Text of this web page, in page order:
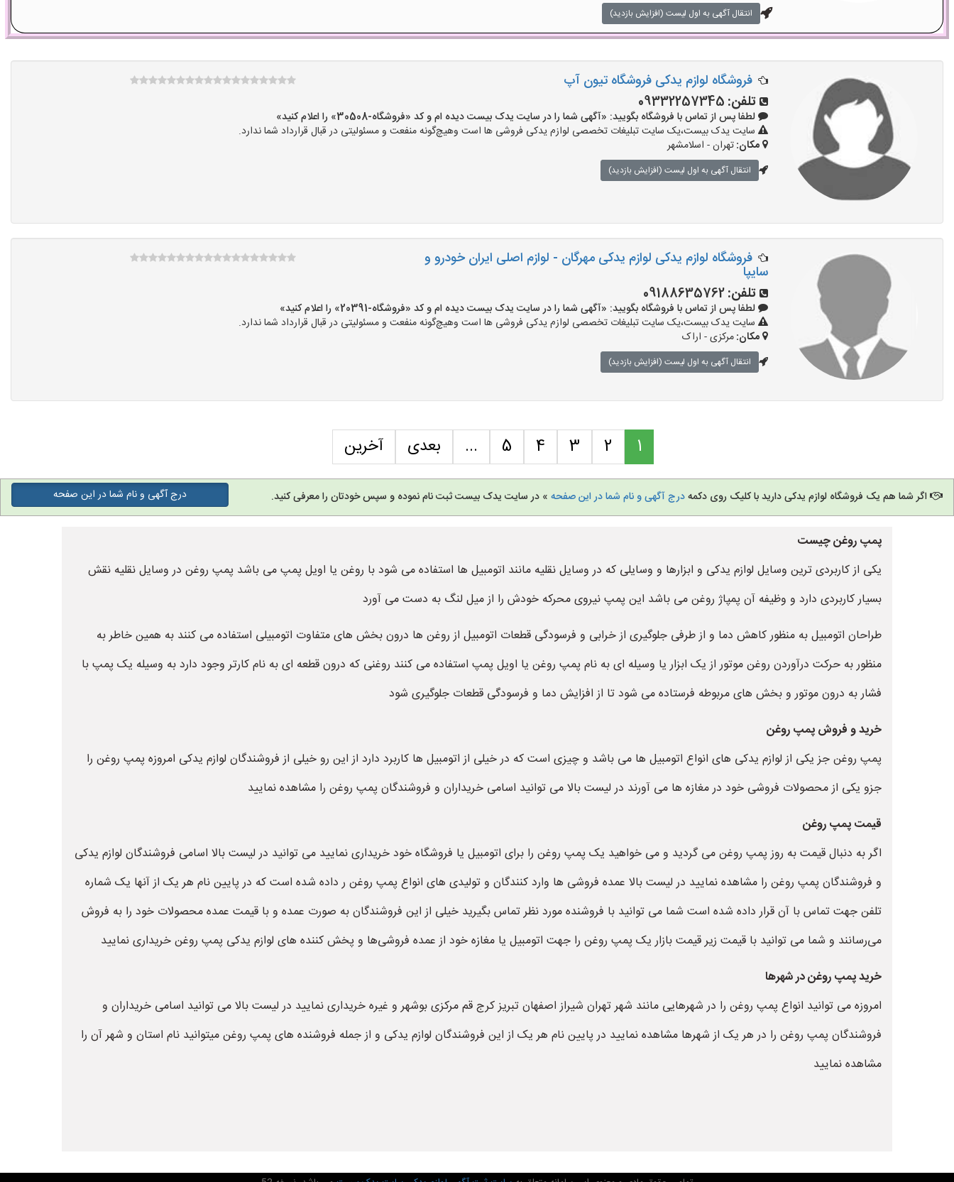
انتقال آگهی به اول لیست (افزایش بازدید)
فروشگاه لوازم یدکی فروشگاه تیون آپ
تلفن: 09332257345
لطفا پس از تماس با فروشگاه بگویید: «آگهی شما را در سایت یدک بیست دیده ام و کد «فروشگاه-30508» را اعلام کنید»
سایت یدک بیست،یک سایت تبلیغات تخصصی لوازم یدکی فروشی ها است وهیچ‌گونه منفعت و مسئولیتی در قبال قرارداد شما ندارد.
مکان:تهران - اسلامشهر
انتقال آگهی به اول لیست (افزایش بازدید)
فروشگاه لوازم یدکی لوازم یدکی مهرگان - لوازم اصلی ایران خودرو و
سایپا
تلفن:09188635762
لطفا پس از تماس با فروشگاه بگویید: «آگهی شما را در سایت یدک بیست دیده ام و کد «فروشگاه-20391» را اعلام کنید»
سایت یدک بیست،یک سایت تبلیغات تخصصی لوازم یدکی فروشی ها است وهیچ‌گونه منفعت و مسئولیتی در قبال قرارداد شما ندارد.
مکان:مرکزی - اراک
انتقال آگهی به اول لیست (افزایش بازدید)
1
2
3
4
5
... بعدی آخرین
اگر شما هم یک فروشگاه لوازم یدکی دارید با کلیک روی دکمهدرج آگهی و نام شما در این صفحه » در سایت یدک بیست ثبت نام نموده و سپس خودتان را معرفی کنید. درج آگهی و نام شما در این صفحه
پمپ روغن چیست
یکی از کاربردی ترین وسایل لوازم یدکی و ابزارها و وسایلی که در وسایل نقلیه مانند اتومبیل ها استفاده می شود با روغن یا اویل پمپ می باشد پمپ روغن در وسایل نقلیه نقش
بسیار کاربردی دارد و وظیفه آن پمپاژ روغن می باشد این پمپ نیروی محرکه خودش را از میل لنگ به دست می آورد
طراحان اتومبیل به منظور کاهش دما و از طرفی جلوگیری از خرابی و فرسودگی قطعات اتومبیل از روغن ها درون بخش های متفاوت اتومبیلی استفاده می کنند به همین خاطر به
منظور به حرکت درآوردن روغن موتور از یک ابزار یا وسیله ای به نام پمپ روغن یا اویل پمپ استفاده می کنند روغنی که درون قطعه ای به نام کارتر وجود دارد به وسیله یک پمپ با
فشار به درون موتور و بخش های مربوطه فرستاده می شود تا از افزایش دما و فرسودگی قطعات جلوگیری شود
خرید و فروش پمپ روغن
پمپ روغن جز یکی از لوازم یدکی های انواع اتومبیل ها می باشد و چیزی است که در خیلی از اتومبیل ها کاربرد دارد از این رو خیلی از فروشندگان لوازم یدکی امروزه پمپ روغن را
جزو یکی از محصولات فروشی خود در مغازه ها می آورند در لیست بالا می توانید اسامی خریداران و فروشندگان پمپ روغن را مشاهده نمایید
قیمت پمپ روغن
اگر به دنبال قیمت به روز پمپ روغن می گردید و می خواهید یک پمپ روغن را برای اتومبیل یا فروشگاه خود خریداری نمایید می توانید در لیست بالا اسامی فروشندگان لوازم یدکی
و فروشندگان پمپ روغن را مشاهده نمایید در لیست بالا عمده فروشی ها وارد کنندگان و تولیدی های انواع پمپ روغن ر داده شده است که در پایین نام هر یک از آنها یک شماره
تلفن جهت تماس با آن قرار داده شده است شما می توانید با فروشنده مورد نظر تماس بگیرید خیلی از این فروشندگان به صورت عمده و با قیمت عمده محصولات خود را به فروش
می‌رسانند و شما می توانید با قیمت زیر قیمت بازار یک پمپ روغن را جهت اتومبیل یا مغازه خود از عمده فروشی‌ها و پخش کننده های لوازم یدکی پمپ روغن خریداری نمایید
خرید پمپ روغن در شهرها
امروزه می توانید انواع پمپ روغن را در شهرهایی مانند شهر تهران شیراز اصفهان تبریز کرج قم مرکزی بوشهر و غیره خریداری نمایید در لیست بالا می توانید اسامی خریداران و
فروشندگان پمپ روغن را در هر یک از شهرها مشاهده نمایید در پایین نام هر یک از این فروشندگان لوازم یدکی و از جمله فروشنده های پمپ روغن میتوانید نام استان و شهر آن را
مشاهده نمایید